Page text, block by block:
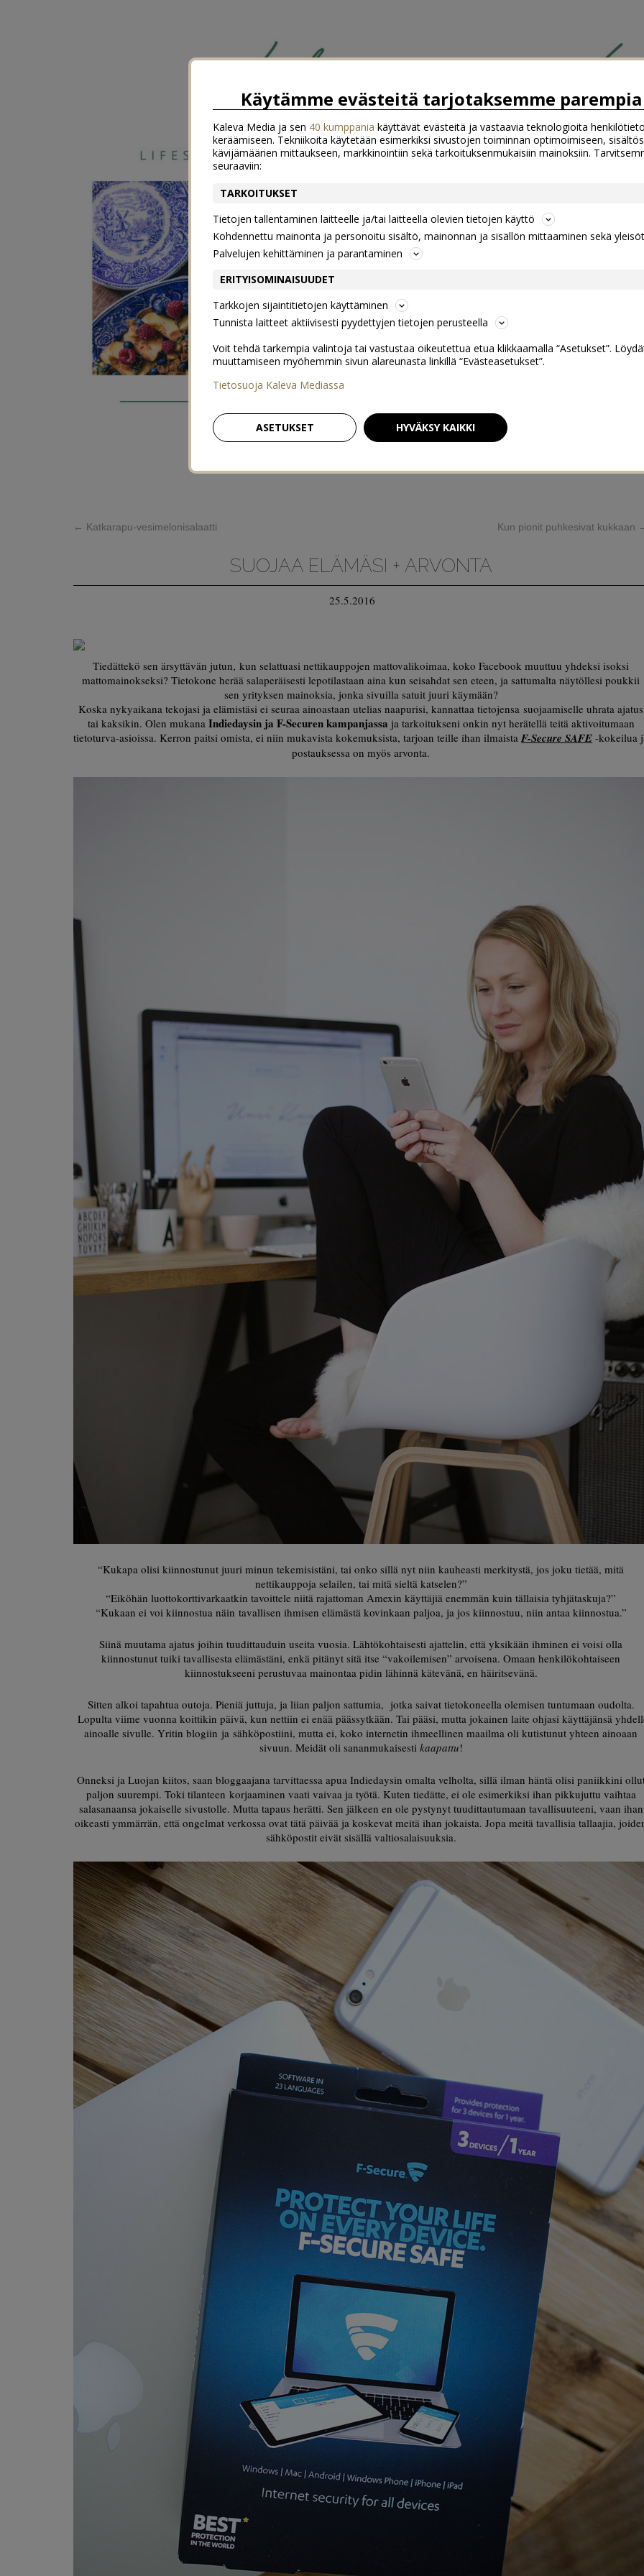
← Katkarapu-vesimelonisalaatti Kun pionit puhkesivat kukkaan
SUOJAA ELÄMÄSI + ARVONTA
25.5.2016
Tiedättekö sen ärsyttävän jutun, kun selattuasi nettikauppojen mattovalikoimaa, koko Facebook muuttuu yhdeksi isoksi
mattomainokseksi? Tietokone herää salaperäisesti lepotilastaan aina kun seisahdat sen eteen, ja sattumalta näytöllesi poukkii
sen yrityksen mainoksia, jonka sivuilla satuit juuri käymään?
Koska nykyaikana tekojasi ja elämistäsi ei seuraa ainoastaan utelias naapurisi, kannattaa tietojensa suojaamiselle uhrata ajatus
tai kaksikin. Olen mukana Indiedaysin ja F-Securen kampanjassa ja tarkoitukseni onkin nyt herätellä teitä aktivoitumaan
tietoturva-asioissa. Kerron paitsi omista, ei niin mukavista kokemuksista, tarjoan teille ihan ilmaista F-Secure SAFE -kokeilua
postauksessa on myös arvonta.
“Kukapa olisi kiinnostunut juuri minun tekemisistäni, tai onko sillä nyt niin kauheasti merkitystä, jos joku tietää, mitä
nettikauppoja selailen, tai mitä sieltä katselen?”
“Eiköhän luottokorttivarkaatkin tavoittele niitä rajattoman Amexin käyttäjiä enemmän kuin tällaisia tyhjätaskuja?”
“Kukaan ei voi kiinnostua näin tavallisen ihmisen elämästä kovinkaan paljoa, ja jos kiinnostuu, niin antaa kiinnostua.”
Siinä muutama ajatus joihin tuudittauduin useita vuosia. Lähtökohtaisesti ajattelin, että yksikään ihminen ei voisi olla
kiinnostunut tuiki tavallisesta elämästäni, enkä pitänyt sitä itse “vakoilemisen” arvoisena. Omaan henkilökohtaiseen
kiinnostukseeni perustuvaa mainontaa pidin lähinnä kätevänä, en häiritsevänä.
Sitten alkoi tapahtua outoja. Pieniä juttuja, ja liian paljon sattumia, jotka saivat tietokoneella olemisen tuntumaan oudolta.
Lopulta viime vuonna koittikin päivä, kun nettiin ei enää päässytkään. Tai pääsi, mutta jokainen laite ohjasi käyttäjänsä
ainoalle sivulle. Yritin blogiin ja sähköpostiini, mutta ei, koko internetin ihmeellinen maailma oli kutistunut yhteen ainoaan
sivuun. Meidät oli sananmukaisesti kaapattu!
Onneksi ja Luojan kiitos, saan bloggaajana tarvittaessa apua Indiedaysin omalta velholta, sillä ilman häntä olisi paniikkini
paljon suurempi. Toki tilanteen korjaaminen vaati vaivaa ja työtä. Kuten tiedätte, ei ole esimerkiksi ihan pikkujuttu vaihtaa
salasanaansa jokaiselle sivustolle. Mutta tapaus herätti. Sen jälkeen en ole pystynyt tuudittautumaan tavallisuuteeni, vaan ihan
oikeasti ymmärrän, että ongelmat verkossa ovat tätä päivää ja koskevat meitä ihan jokaista. Jopa meitä tavallisia tallaajia,
sähköpostit eivät sisällä valtiosalaisuuksia.
Käytämme evästeitä tarjotaksemme
Kaleva Media ja sen 40 kumppania käyttävät evästeitä ja vastaavia teknologioita
keräämiseen. Tekniikoita käytetään esimerkiksi sivustojen toiminnan optimoimiseen,
kävijämäärien mittaukseen, markkinointiin sekä tarkoituksenmukaisiin mainoksiin.
seuraaviin:
TARKOITUKSET
Tietojen tallentaminen laitteelle ja/tai laitteella olevien tietojen käyttö
Kohdennettu mainonta ja personoitu sisältö, mainonnan ja sisällön mittaaminen sekä
Palvelujen kehittäminen ja parantaminen
ERITYISOMINAISUUDET
Tarkkojen sijaintitietojen käyttäminen
Tunnista laitteet aktiivisesti pyydettyjen tietojen perusteella
Voit tehdä tarkempia valintoja tai vastustaa oikeutettua etua klikkaamalla “Asetukset”.
muuttamiseen myöhemmin sivun alareunasta linkillä “Evästeasetukset”.
Tietosuoja Kaleva Mediassa
ASETUKSET HYVÄKSY KAIKKI